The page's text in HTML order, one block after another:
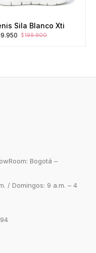
Sila Blanco Xti
$199.900
Bogotá –
/ Domingos: 9 a.m. – 4